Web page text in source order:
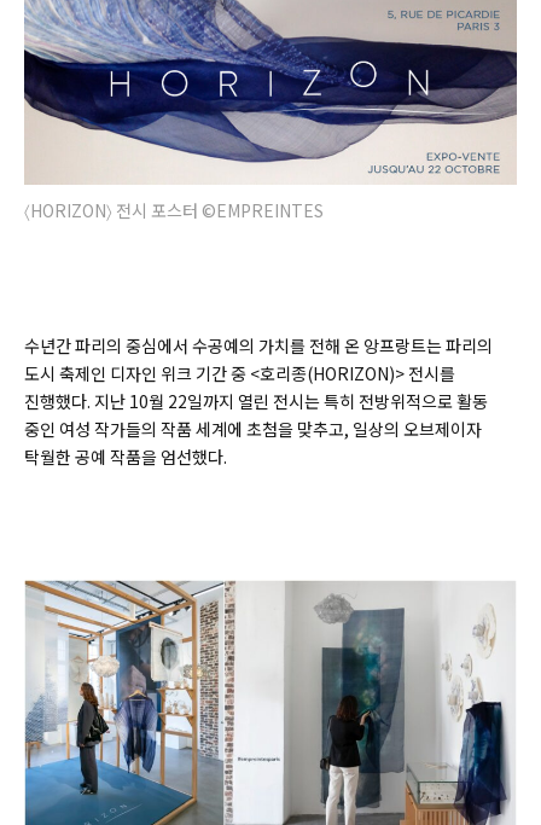
〈HORIZON〉 전시 포스터 ©EMPREINTES
수년간 파리의 중심에서 수공예의 가치를 전해 온 앙프랑트는 파리의
도시 축제인 디자인 위크 기간 중 <호리종(HORIZON)> 전시를
진행했다. 지난 10월 22일까지 열린 전시는 특히 전방위적으로 활동
중인 여성 작가들의 작품 세계에 초첨을 맞추고, 일상의 오브제이자
탁월한 공예 작품을 엄선했다.